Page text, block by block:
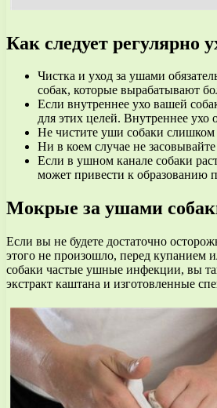
Как следует регулярно
Чистка и уход за ушами
собак, которые вырабатывают
Если внутреннее ухо вашей
для этих целей. Внутреннее ухо
Не чистите уши собаки слишком
Ни в коем случае не
Если в ушном канале собаки
может привести к образованию
Мокрые за ушами
Если вы не будете достаточно
этого не произошло, перед купанием
собаки частые ушные инфекции, вы
экстракт каштана и изготовленные